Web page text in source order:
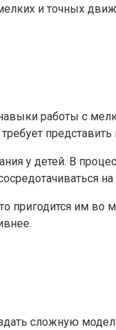
и точных
работы с
у детей. В
пригодится им
сложную